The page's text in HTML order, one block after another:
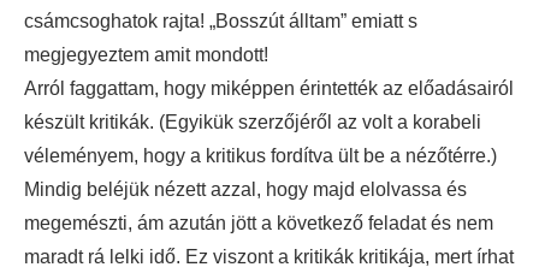
csámcsoghatok rajta! „Bosszút álltam” emiatt s
megjegyeztem amit mondott!
Arról faggattam, hogy miképpen érintették az előadásairól
készült kritikák. (Egyikük szerzőjéről az volt a korabeli
véleményem, hogy a kritikus fordítva ült be a nézőtérre.)
Mindig beléjük nézett azzal, hogy majd elolvassa és
megemészti, ám azután jött a következő feladat és nem
maradt rá lelki idő. Ez viszont a kritikák kritikája, mert írhat